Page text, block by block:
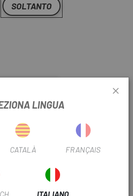
SOLTANTO
prodotti in liquidazione. Controlla i
quando scegli il metodo di
LINGUA
CATALÀ FRANÇAIS
ITALIANO